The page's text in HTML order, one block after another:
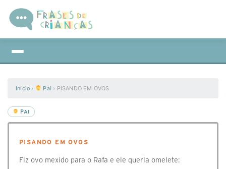
Início › Pai › PISANDO EM OVOS
PAI
PISANDO EM OVOS
Fiz ovo mexido para o Rafa e ele queria omelete: